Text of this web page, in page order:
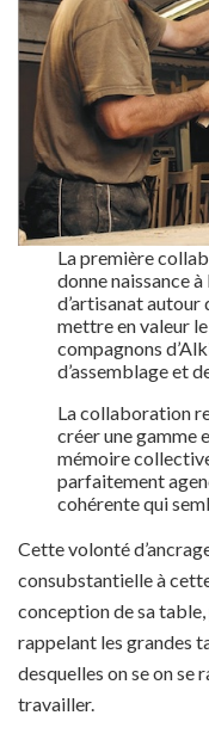
La première
donne naissance
d’artisanat
mettre en valeur
compagnons
d’assemblage et
La collaboration
créer une gamme
mémoire
parfaitement
cohérente qui
Cette volonté
consubstantielle à
conception de sa
rappelant les grandes
desquelles on se on se
travailler.